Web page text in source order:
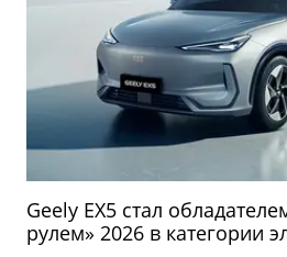
Geely EX5 стал
рулем» 2026 в категории